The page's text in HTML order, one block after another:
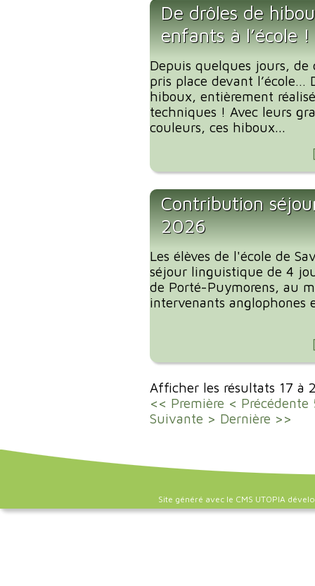
De drôles de
enfants à l’école !
Depuis quelques jours, de
pris place devant l’école…
hiboux, entièrement
techniques ! Avec leurs
couleurs, ces hiboux...
Contribution
2026
Les élèves de l'école de
séjour linguistique de 4
de Porté-Puymorens, au
intervenants anglophones
Afficher les résultats 17 à
<< Première < Précédente
Suivante > Dernière >>
Site généré avec le CMS UTOPIA